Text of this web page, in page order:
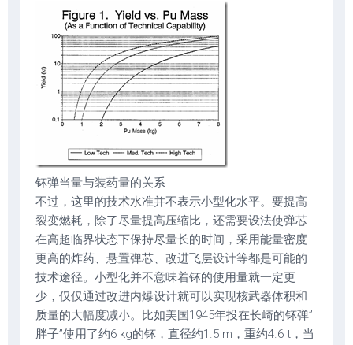
钚弹当量与装药量的关系
不过，这里的技术水准并不表示小型化水平。要提高
裂变燃耗，除了尽量提高压缩比，还需要设法使弹芯
在高超临界状态下保持尽量长的时间，采用能量密度
更高的炸药、悬置弹芯、改进飞层设计等都是可能的
技术途径。小型化并不意味着钚的使用量就一定更
少，仅仅通过改进内爆设计就可以实现核武器体积和
质量的大幅度减小。比如美国1945年投在长崎的钚弹”
胖子”使用了约6 kg的钚，直径约1.5 m，重约4.6 t，当